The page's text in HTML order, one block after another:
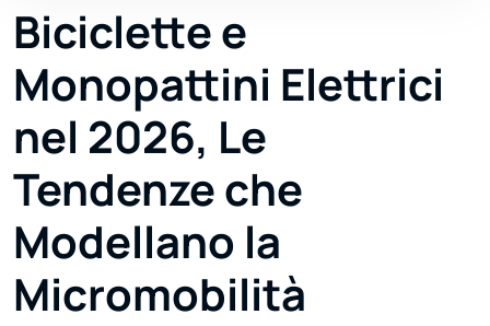
Biciclette e
Monopattini Elettrici
nel 2026, Le
Tendenze che
Modellano la
Micromobilità